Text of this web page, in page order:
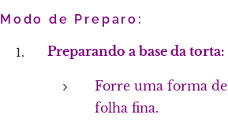
Modo de Preparo:
Preparando a base da torta:
Forre uma forma
folha fina.